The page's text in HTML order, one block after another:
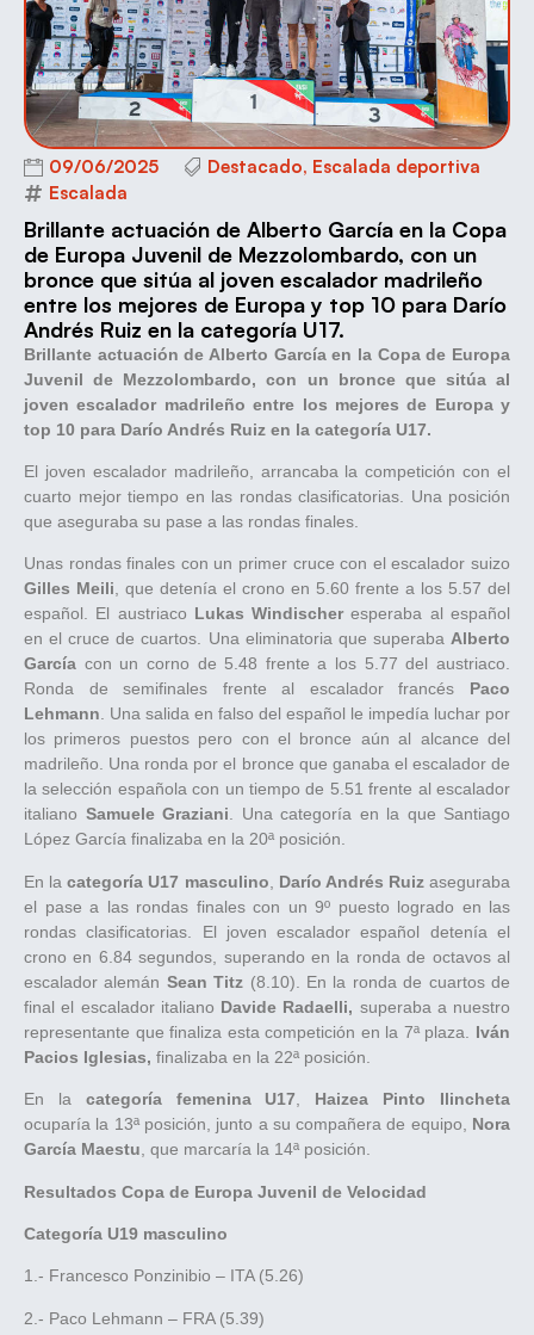
09/06/2025 Destacado, Escalada deportiva
Escalada
Brillante actuación de Alberto García en la Copa
de Europa Juvenil de Mezzolombardo, con un
bronce que sitúa al joven escalador madrileño
entre los mejores de Europa y top 10 para Darío
Andrés Ruiz en la categoría U17.
Brillante actuación de Alberto García en la Copa de Europa
Juvenil de Mezzolombardo, con un bronce que sitúa al
joven escalador madrileño entre los mejores de Europa y
top 10 para Darío Andrés Ruiz en la categoría U17.
El joven escalador madrileño, arrancaba la competición con el
cuarto mejor tiempo en las rondas clasificatorias. Una posición
que aseguraba su pase a las rondas finales.
Unas rondas finales con un primer cruce con el escalador suizo
Gilles Meili, que detenía el crono en 5.60 frente a los 5.57 del
español. El austriaco Lukas Windischeresperaba al español
en el cruce de cuartos. Una eliminatoria que superaba Alberto
García con un corno de 5.48 frente a los 5.77 del austriaco.
Ronda de semifinales frente al escalador francés Paco
Lehmann. Una salida en falso del español le impedía luchar por
los primeros puestos pero con el bronce aún al alcance del
madrileño. Una ronda por el bronce que ganaba el escalador de
la selección española con un tiempo de 5.51 frente al escalador
italiano Samuele Graziani. Una categoría en la que Santiago
López García finalizaba en la 20ª posición.
En lacategoría U17 masculino Darío Andrés Ruizaseguraba
el pase a las rondas finales con un 9º puesto logrado en las
rondas clasificatorias. El joven escalador español detenía el
crono en 6.84 segundos, superando en la ronda de octavos al
escalador alemán Sean Titz (8.10). En la ronda de cuartos de
final el escalador italiano Davide Radaelli, superaba a nuestro
representante que finaliza esta competición en la 7ª plaza. Iván
Pacios Iglesias, finalizaba en la 22ª posición.
En la categoría femenina U17
Haizea Pinto Ilincheta
ocuparía la 13ª posición, junto a su compañera de equipo, Nora
García Maestu , que marcaría la 14ª posición.
Resultados Copa de Europa Juvenil de Velocidad
Categoría U19 masculino
1.- Francesco Ponzinibio – ITA (5.26)
2.- Paco Lehmann – FRA (5.39)